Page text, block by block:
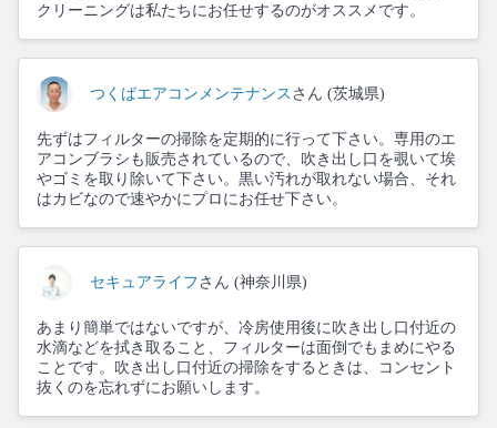
クリーニングは私たちにお任せするのがオススメです。
つくばエアコンメンテナンス さん (茨城県)
先ずはフィルターの掃除を定期的に行って下さい。専用のエ
アコンブラシも販売されているので、吹き出し口を覗いて埃
やゴミを取り除いて下さい。黒い汚れが取れない場合、それ
はカビなので速やかにプロにお任せ下さい。
セキュアライフ さん (神奈川県)
あまり簡単ではないですが、冷房使用後に吹き出し口付近の
水滴などを拭き取ること、フィルターは面倒でもまめにやる
ことです。吹き出し口付近の掃除をするときは、コンセント
抜くのを忘れずにお願いします。